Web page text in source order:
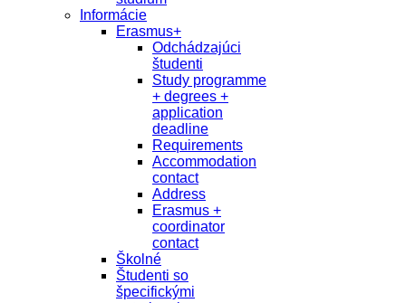
Informácie
Erasmus+
Odchádzajúci
študenti
Study programme
+ degrees +
application
deadline
Requirements
Accommodation
contact
Address
Erasmus +
coordinator
contact
Školné
Študenti so
špecifickými